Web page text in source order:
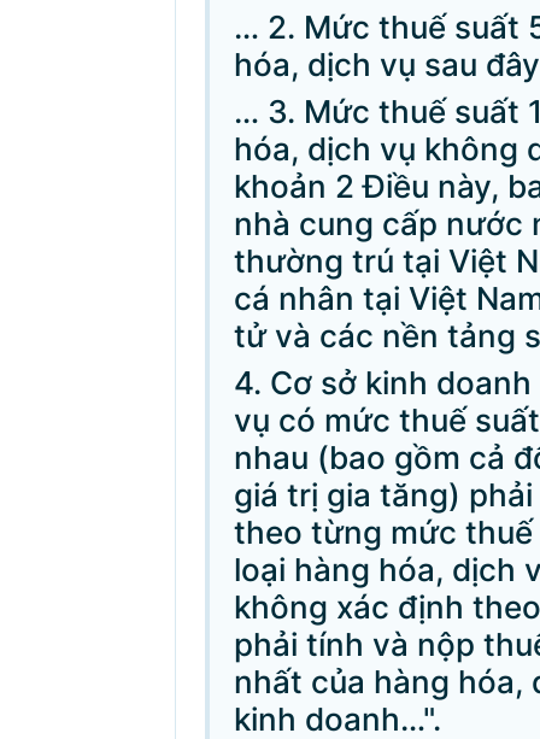
… 2. Mức thuế suất
hóa, dịch vụ sau
… 3. Mức thuế suất
hóa, dịch vụ không
khoản 2 Điều này,
nhà cung cấp nước
thường trú tại Việt
cá nhân tại Việt
tử và các nền tảng
4. Cơ sở kinh
vụ có mức thuế
nhau (bao gồm cả
giá trị gia tăng)
theo từng mức
loại hàng hóa, dịch
không xác định
phải tính và nộp
nhất của hàng hóa,
kinh doanh…".